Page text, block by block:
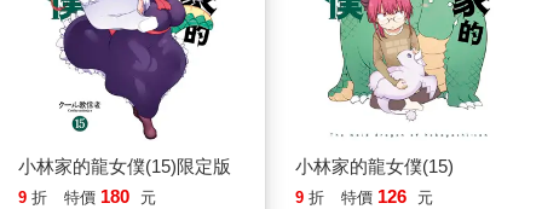
小林家的龍女僕(15)限定版
9 折 特價 180 元
小林家的龍女僕(15)
9 折 特價 126 元